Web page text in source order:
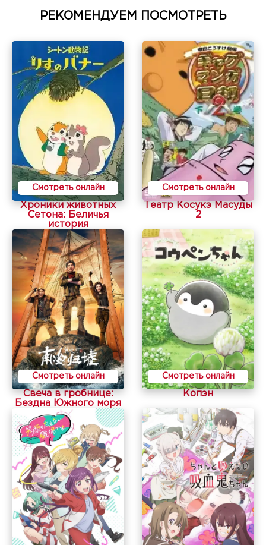
РЕКОМЕНДУЕМ ПОСМОТРЕТЬ
Смотреть онлайн
Хроники животных
Сетона: Беличья
история
Смотреть онлайн
Театр Косукэ Масуды
2
Смотреть онлайн
Свеча в гробнице:
Бездна Южного моря
Смотреть онлайн
Копэн